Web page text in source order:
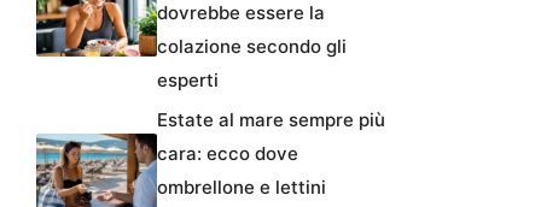
dovrebbe essere la
colazione secondo gli
esperti
Estate al mare sempre più
cara: ecco dove
ombrellone e lettini